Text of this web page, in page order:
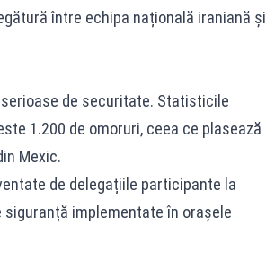
între echipa națională iraniană și
de securitate. Statisticile
1.200 de omoruri, ceea ce plasează
Mexic.
de delegațiile participante la
implementate în orașele